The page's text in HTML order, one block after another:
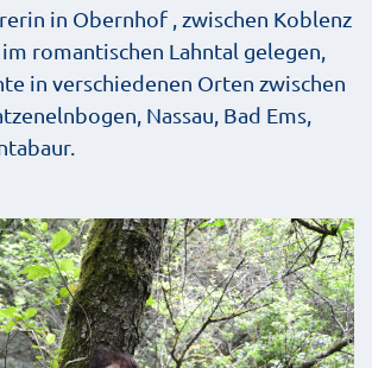
in Obernhof , zwischen Koblenz
romantischen Lahntal gelegen,
in verschiedenen Orten zwischen
Nassau, Bad Ems,